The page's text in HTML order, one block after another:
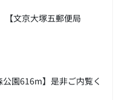
【文京大塚五郵便局
園616m】是非ご内覧く